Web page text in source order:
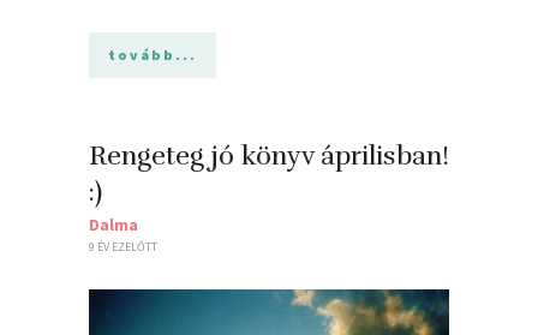
tovább...
Rengeteg jó könyv áprilisban!
:)
Dalma
9 ÉV EZELŐTT